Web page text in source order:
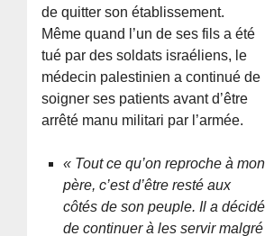
de quitter son établissement.
Même quand l’un de ses fils a été
tué par des soldats israéliens, le
médecin palestinien a continué de
soigner ses patients avant d’être
arrêté manu militari par l’armée.
« Tout ce qu’on reproche à mon
père, c’est d’être resté aux
côtés de son peuple. Il a décidé
de continuer à les servir malgré